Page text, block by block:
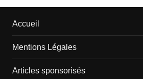
Accueil
Mentions Légales
Articles sponsorisés